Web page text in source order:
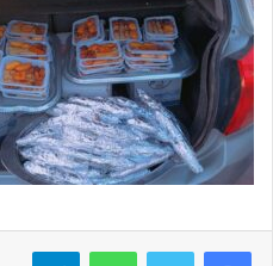
واتساب تيلقرام